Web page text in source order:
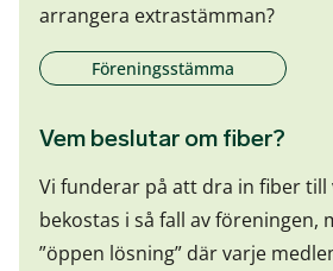
arrangera extrastämman?
Föreningsstämma
Vem beslutar om fiber?
Vi funderar på att dra in fiber till
bekostas i så fall av föreningen,
”öppen lösning” där varje